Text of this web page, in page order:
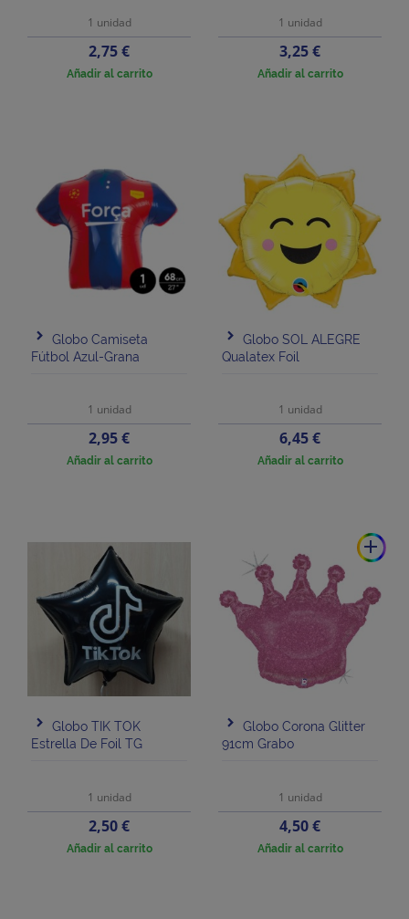
1 unidad
Precio
2,75 €
Añadir al carrito
1 unidad
Precio
3,25 €
Añadir al carrito
Globo Camiseta
Fútbol Azul-Grana
1 unidad
Precio
2,95 €
Añadir al carrito
Globo SOL ALEGRE
Qualatex Foil
1 unidad
Precio
6,45 €
Añadir al carrito
Globo TIK TOK
Estrella De Foil TG
1 unidad
Precio
2,50 €
Añadir al carrito
add
Globo Corona Glitter
91cm Grabo
1 unidad
Precio
4,50 €
Añadir al carrito